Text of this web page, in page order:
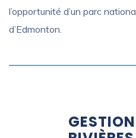
l’opportunité d’un parc
d’Edmonton.